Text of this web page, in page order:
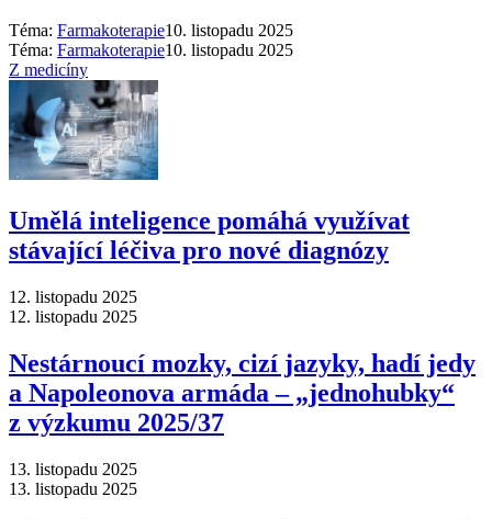
Téma: Farmakoterapie10. listopadu 2025
Téma: Farmakoterapie10. listopadu 2025
Z medicíny
Umělá inteligence pomáhá využívat
stávající léčiva pro nové diagnózy
12. listopadu 2025
12. listopadu 2025
Nestárnoucí mozky, cizí jazyky, hadí jedy
a Napoleonova armáda –⁠ „jednohubky“
z výzkumu 2025/37
13. listopadu 2025
13. listopadu 2025